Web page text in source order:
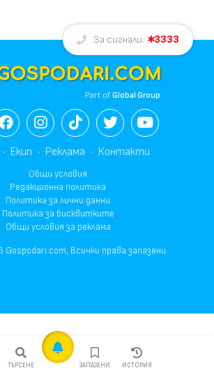
ТЪРСЕНЕ ЗАПАЗЕНИ ИСТОРИЯ
За сигнали: 3333
Part ofGlobal Group
Екип Реклама Контакти
Общи условия
Редакционна политика
Политика за лични данни
Политика за бисквитките
Общи условия за реклама
Всички права запазени.